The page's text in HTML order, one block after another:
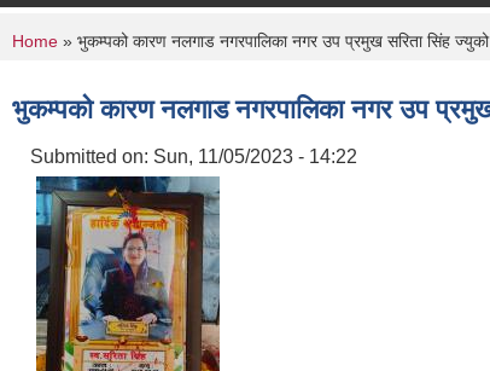
You are here
Home » भुकम्पको कारण नलगाड नगरपालिका नगर उप प्रमुख सरिता सिंह
भुकम्पको कारण नलगाड नगरपालिका नगर उप
Submitted on: Sun, 11/05/2023 - 14:22